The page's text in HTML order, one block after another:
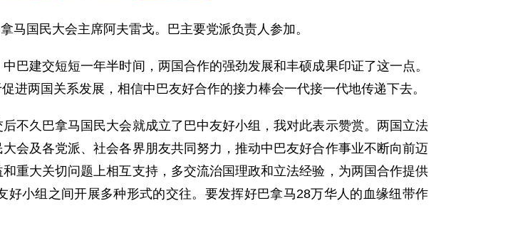
国民大会主席阿夫雷戈。巴主要党派负责人参加。
建交短短一年半时间，两国合作的强劲发展和丰硕成果印证了这一点。
进两国关系发展，相信中巴友好合作的接力棒会一代接一代地传递下去。
久巴拿马国民大会就成立了巴中友好小组，我对此表示赞赏。两国立法
会及各党派、社会各界朋友共同努力，推动中巴友好合作事业不断向前迈
重大关切问题上相互支持，多交流治国理政和立法经验，为两国合作提供
小组之间开展多种形式的交往。要发挥好巴拿马28万华人的血缘纽带作